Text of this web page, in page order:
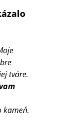
tváre.
kameň.